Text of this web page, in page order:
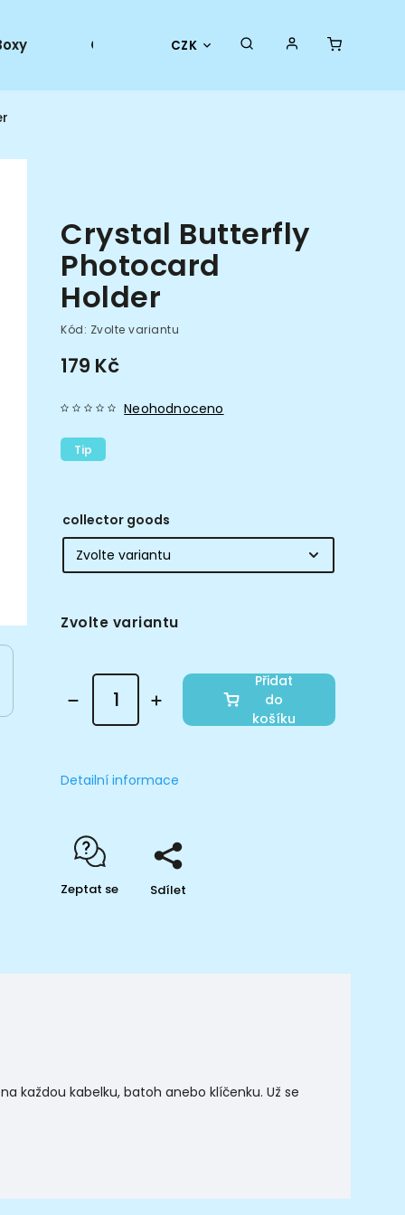
CZK
Collector goods Oficiální merch
Crystal Butterfly
Photocard
Holder
Kód: Zvolte variantu
179 Kč
Tip
Neohodnoceno
collector goods
Zvolte variantu
Přidat
do
košíku
Detailní informace
Zeptat se Sdílet
každou kabelku, batoh anebo klíčenku. Už se